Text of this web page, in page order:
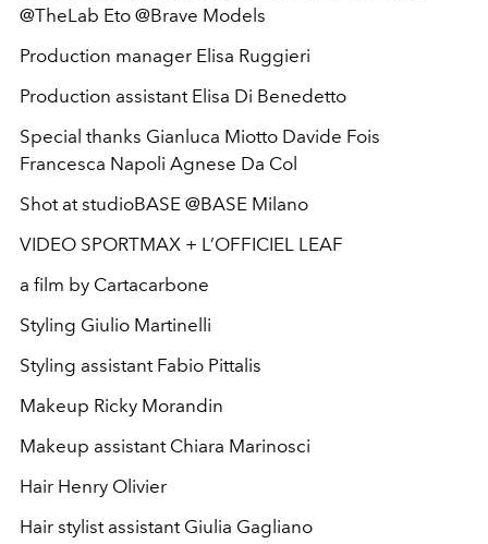
@TheLab Eto @Brave Models
Production manager Elisa Ruggieri
Production assistant Elisa Di Benedetto
Special thanks Gianluca Miotto Davide Fois
Francesca Napoli Agnese Da Col
Shot at studioBASE @BASE Milano
VIDEO SPORTMAX + L’OFFICIEL LEAF
a film by Cartacarbone
Styling Giulio Martinelli
Styling assistant Fabio Pittalis
Makeup Ricky Morandin
Makeup assistant Chiara Marinosci
Hair Henry Olivier
Hair stylist assistant Giulia Gagliano